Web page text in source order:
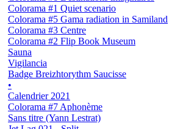
Colorama #1 Quiet scenario
Colorama #5 Gama radiation in Samiland
Colorama #3 Centre
Colorama #2 Flip Book Museum
Sauna
Vigilancia
Badge Breizhtorythm Saucisse
•
Calendrier 2021
Colorama #7 Aphonème
Sans titre (Yann Lestrat)